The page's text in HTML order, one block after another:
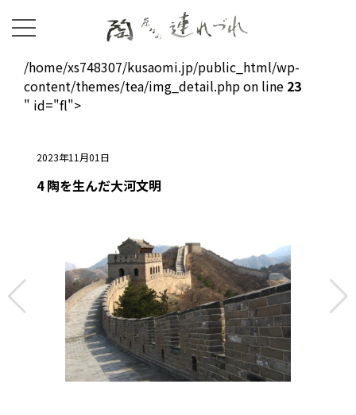
/home/xs748307/kusaomi.jp/public_html/wp-
content/themes/tea/img_detail.php on line 23
" id="fl">
2023年11月01日
4 陶を生んだ大河文明